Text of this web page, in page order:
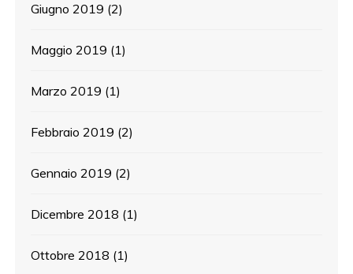
Giugno 2019 (2)
Maggio 2019 (1)
Marzo 2019 (1)
Febbraio 2019 (2)
Gennaio 2019 (2)
Dicembre 2018 (1)
Ottobre 2018 (1)